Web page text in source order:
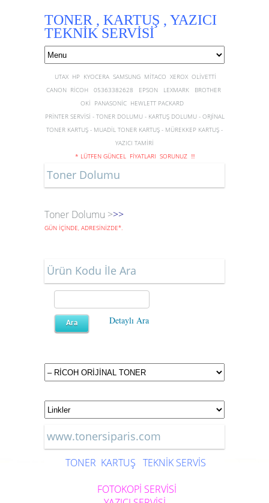
TONER , KARTUŞ , YAZICI
TEKNİK SERVİSİ
UTAX HP KYOCERA SAMSUNG MİTACO XEROX OLİVETTİ
CANON RİCOH 05363382628 EPSON LEXMARK BROTHER
OKİ PANASONİC HEWLETT PACKARD
PRİNTER SERVİSİ - TONER DOLUMU - KARTUŞ DOLUMU - ORJİNAL
TONER KARTUŞ - MUADİL TONER KARTUŞ - MÜREKKEP KARTUŞ -
YAZICI TAMİRİ
* LÜTFEN GÜNCEL FİYATLARI SORUNUZ !!!
Toner Dolumu
Toner Dolumu >>>
GÜN İÇİNDE, ADRESİNİZDE*.
Ürün Kodu İle Ara
Detaylı Ara
www.tonersiparis.com
TONER KARTUŞ TEKNİK SERVİS
FOTOKOPİ SERVİSİ